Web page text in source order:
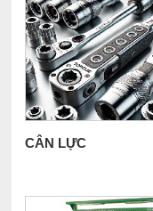
CÂN LỰC